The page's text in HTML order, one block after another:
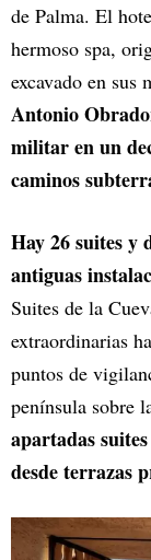
de Palma. El
hermoso spa,
excavado en sus
Antonio
militar en un
caminos
Hay 26 suites y
antiguas
Suites de la
extraordinarias
puntos de
península sobre
apartadas
desde terrazas